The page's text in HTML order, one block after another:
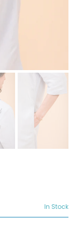
In Stock